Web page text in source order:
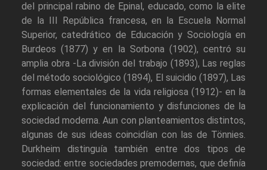
del principal rabino de Epinal, educado, como la elite
de la III República francesa, en la Escuela Normal
Superior, catedrático de Educación y Sociología en
Burdeos (1877) y en la Sorbona (1902), centró su
amplia obra -La división del trabajo (1893), Las reglas
del método sociológico (1894), El suicidio (1897), Las
formas elementales de la vida religiosa (1912)- en la
explicación del funcionamiento y disfunciones de la
sociedad moderna. Aun con planteamientos distintos,
algunas de sus ideas coincidían con las de Tönnies.
Durkheim distinguía también entre dos tipos de
sociedad: entre sociedades premodernas, que definía